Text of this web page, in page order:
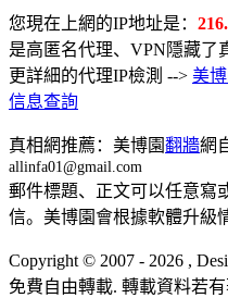
您現在上網的IP地址是：
是高匿名代理、VPN隱藏了
更詳細的代理IP檢測 --> 美
信息查詢
真相網推薦：美博園翻牆網
allinfa01@gmail.com
郵件標題、正文可以任意寫
信。美博園會根據軟體升級
Copyright © 2007 - 2026 ,
免費自由轉載. 轉載資料若